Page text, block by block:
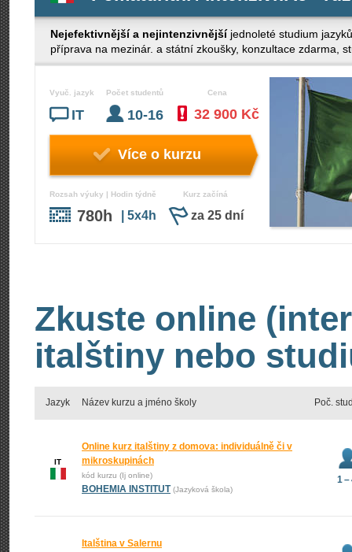
Nejefektivnější a nejintenzivnějšíjednoleté studium
příprava na mezinár. a státní zkoušky, konzultace zdarma,
Vyuč. jazyk
IT
Počet studentů
10-16
Cena
32 900 Kč
Více o kurzu
Rozsah výuky | Hodin týdně
780h | 5x4h
Kurz začíná
za 25 dní
Zkuste online
italštiny nebo
Jazyk Název kurzu a jméno školy Poč.
IT
Online kurz italštiny z domova: individuálně či v
mikroskupinách
kód kurzu (Ij online)
BOHEMIA INSTITUT (Jazyková škola)
1 –
Italština v Salernu